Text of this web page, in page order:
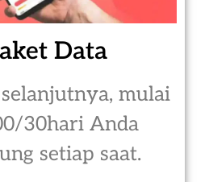
Data
mulai
30hari Anda
setiap saat.